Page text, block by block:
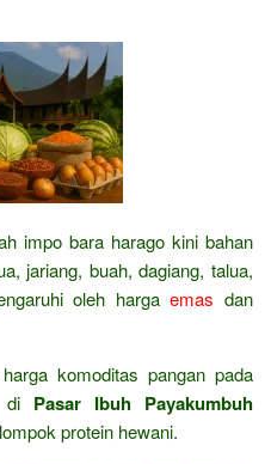
impo bara harago kini bahan
jariang, buah, dagiang, talua,
oleh hargaemas dan
komoditas pangan pada
di Pasar Ibuh Payakumbuh
protein hewani.